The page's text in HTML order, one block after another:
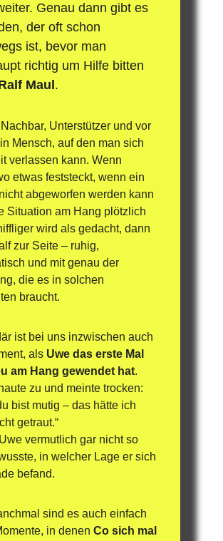
Genau dann gibt es
der oft schon
ist, bevor man
richtig um Hilfe bitten
Maul .
Unterstützer und vor
Mensch, auf den man sich
verlassen kann. Wenn
etwas feststeckt, wenn ein
abgeworfen werden kann
Situation am Hang plötzlich
wird als gedacht, dann
zur Seite – ruhig,
und mit genau der
die es in solchen
braucht.
ist bei uns inzwischen auch
als Uwe das erste Mal
am Hang gewendet hat.
zu und meinte trocken:
bist mutig – das hätte ich
getraut.“
vermutlich gar nicht so
in welcher Lage er sich
befand.
sind es auch einfach
in denen Co sich mal